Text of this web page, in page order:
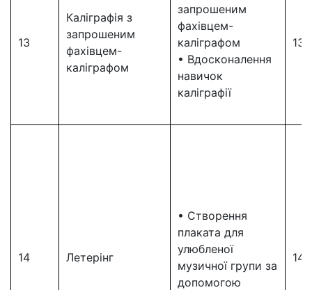
13
Каліграфія з
запрошеним
фахівцем-
каліграфом
запрошеним
фахівцем-
каліграфом
• Вдосконалення
навичок
каліграфії
13
14 Летерінг
• Створення
плаката для
улюбленої
музичної групи за
допомогою
14